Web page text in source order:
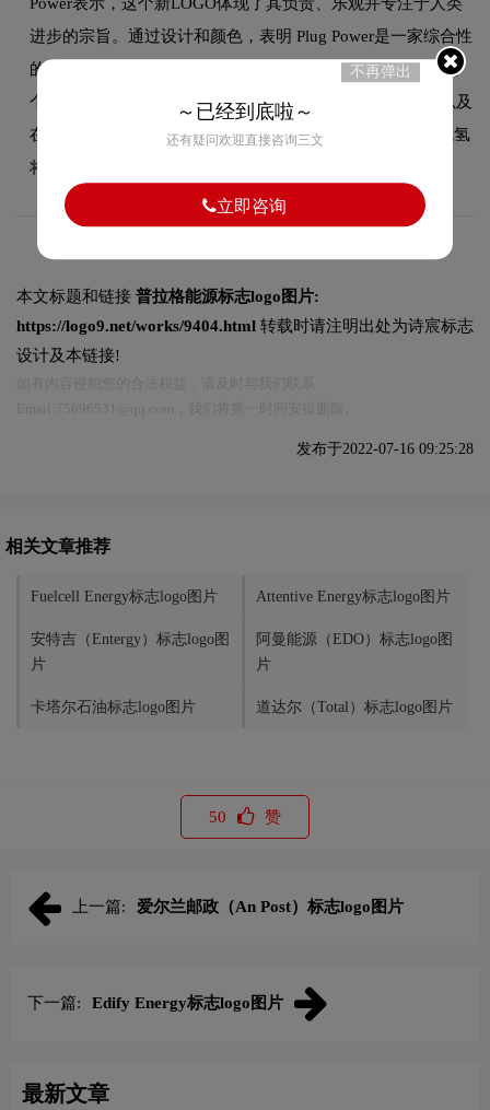
进步的宗旨。通过设计和颜色，表明 Plug Power是一家综合性
的绿色氢能公司。新的品牌强调了 Plug Power 致力于解决两
个相互关联的全球性问题：帮助企业更明智地使用能源，以及
在提高能源安全的同时让地球摆脱化石燃料。Plug相信绿色氢
将引领全球电气化，并成为清洁能源未来的重要组成部分。
本文标题和链接 普拉格能源标志logo图片:
https://logo9.net/works/9404.html 转载时请注明出处为诗宸标志
设计及本链接!
发布于2022-07-16 09:25:28
相关文章推荐
Fuelcell Energy标志logo图片 Attentive Energy标志logo图片
安特吉（Entergy）标志logo图
片
阿曼能源（EDO）标志logo图
片
卡塔尔石油标志logo图片 道达尔（Total）标志logo图片
50 赞
上一篇: 爱尔兰邮政（An Post）标志logo图片
下一篇: Edify Energy标志logo图片
最新文章
不再弹出
～已经到底啦～
还有疑问欢迎直接咨询三文
立即咨询